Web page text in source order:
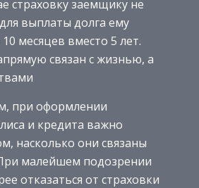
страховку заемщику не
выплаты долга ему
месяцев вместо 5 лет.
связан с жизнью, а
при оформлении
и кредита важно
насколько они связаны
малейшем подозрении
отказаться от страховки